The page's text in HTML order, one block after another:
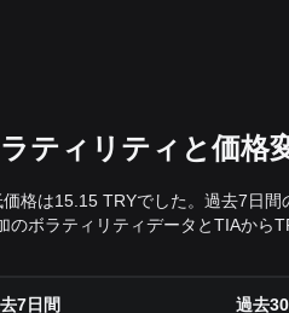
ティリティと価格
格は15.15 TRYでした。過去7日
ボラティリティデータとTIAから
7日間 過去